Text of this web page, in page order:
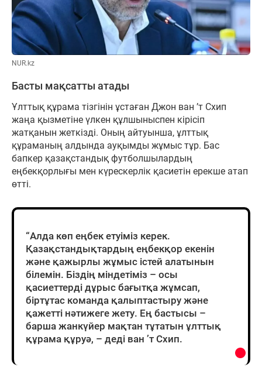
NUR.kz
Басты мақсатты атады
Ұлттық құрама тізгінін ұстаған Джон ван ’т Схип
жаңа қызметіне үлкен құлшыныспен кірісіп
жатқанын жеткізді. Оның айтуынша, ұлттық
құраманың алдында ауқымды жұмыс тұр. Бас
бапкер қазақстандық футболшылардың
еңбекқорлығы мен күрескерлік қасиетін ерекше атап
өтті.
“Алда көп еңбек етуіміз керек.
Қазақстандықтардың еңбекқор екенін
және қажырлы жұмыс істей алатынын
білемін. Біздің міндетіміз – осы
қасиеттерді дұрыс бағытқа жұмсап,
біртұтас команда қалыптастыру және
қажетті нәтижеге жету. Ең бастысы –
барша жанкүйер мақтан тұтатын ұлттық
құрама құруә, – деді ван ’т Схип.